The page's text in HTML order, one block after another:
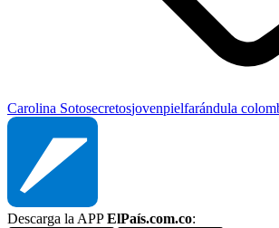
Carolina Sotosecretosjovenpielfarándula
Descarga la APPElPaís.com.co: